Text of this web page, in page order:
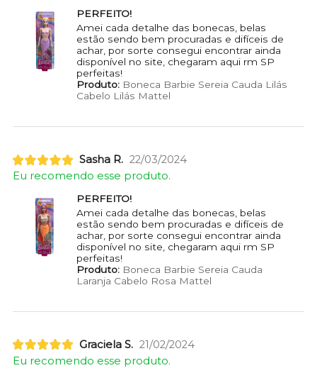
PERFEITO!
Amei cada detalhe das bonecas, belas
estão sendo bem procuradas e difíceis de
achar, por sorte consegui encontrar ainda
disponível no site, chegaram aqui rm SP
perfeitas!
Produto:Boneca Barbie Sereia Cauda Lilás
Cabelo Lilás Mattel
Sasha R. 22/03/2024
Eu recomendo esse produto.
PERFEITO!
Amei cada detalhe das bonecas, belas
estão sendo bem procuradas e difíceis de
achar, por sorte consegui encontrar ainda
disponível no site, chegaram aqui rm SP
perfeitas!
Produto:Boneca Barbie Sereia Cauda
Laranja Cabelo Rosa Mattel
Graciela S. 21/02/2024
Eu recomendo esse produto.